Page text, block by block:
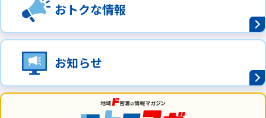
おトクな情報
お知らせ